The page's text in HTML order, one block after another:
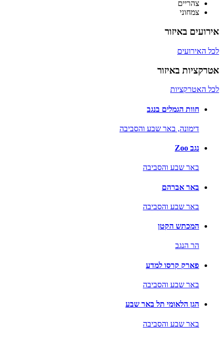
צהריים
צמחוני
אירועים באיזור
לכל האירועים
אטרקציות באיזור
לכל האטרקציות
חוות הגמלים בנגב
דימונה, באר שבע והסביבה
נגב Zoo
באר שבע והסביבה
באר אברהם
באר שבע והסביבה
המכתש הקטן
הר הנגב
פארק קרסו למדע
באר שבע והסביבה
הגן הלאומי תל באר שבע
באר שבע והסביבה